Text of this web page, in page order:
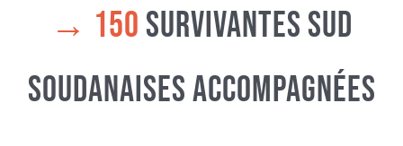
→ 150 Survivantes sud
soudanaises accompagnées